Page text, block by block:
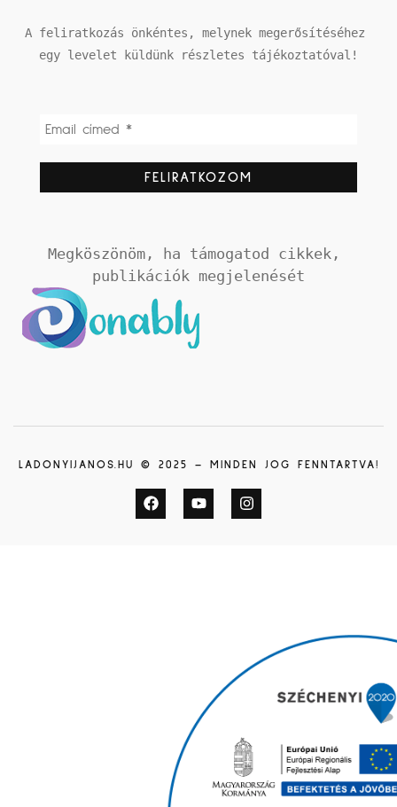
A feliratkozás önkéntes, melynek megerősítéséhez
egy levelet küldünk részletes tájékoztatóval!
Megköszönöm, ha támogatod cikkek,
publikációk megjelenését
LADONYIJANOS.HU © 2025 – MINDEN JOG FENNTARTVA!